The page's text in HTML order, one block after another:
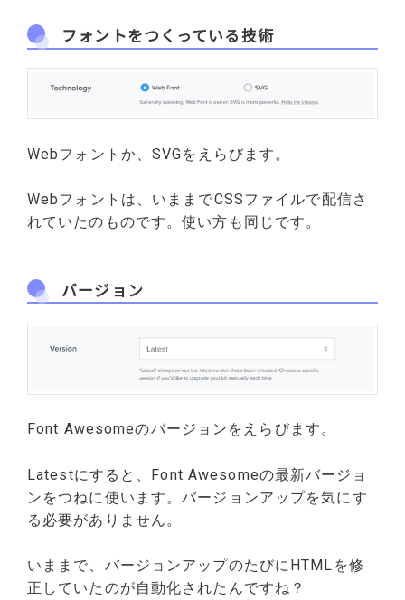
フォントをつくっている技術
Webフォントか、SVGをえらびます。
Webフォントは、いままでCSSファイルで配信さ
れていたのものです。使い方も同じです。
バージョン
Font Awesomeのバージョンをえらびます。
Latestにすると、Font Awesomeの最新バージョ
ンをつねに使います。バージョンアップを気にす
る必要がありません。
いままで、バージョンアップのたびにHTMLを修
正していたのが自動化されたんですね？